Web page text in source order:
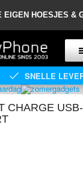
EIGEN HOESJES &
SNELLE
CHARGE